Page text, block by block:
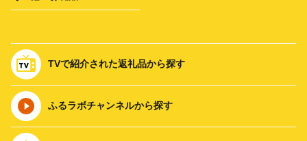
TVで紹介された返礼品から探す
ふるラボチャンネルから探す